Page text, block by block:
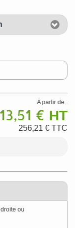
A partir de :
€ HT
256,21 € TTC
ou